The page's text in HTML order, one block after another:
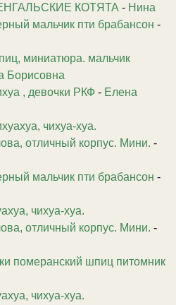
КОТЯТА - Нина
мальчик пти брабансон -
миниатюра. мальчик
Борисовна
, девочки РКФ - Елена
чихуа-хуа.
отличный корпус. Мини. -
мальчик пти брабансон -
чихуа-хуа.
отличный корпус. Мини. -
померанский шпиц питомник
чихуа-хуа.